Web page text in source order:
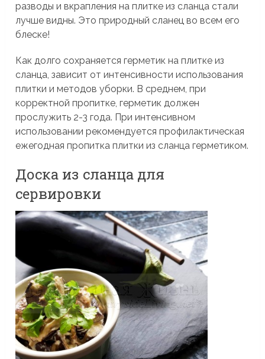
разводы и вкрапления на плитке из сланца стали
лучше видны. Это природный сланец во всем его
блеске!
Как долго сохраняется герметик на плитке из
сланца, зависит от интенсивности использования
плитки и методов уборки. В среднем, при
корректной пропитке, герметик должен
прослужить 2-3 года. При интенсивном
использовании рекомендуется профилактическая
ежегодная пропитка плитки из сланца герметиком.
Доска из сланца для
сервировки